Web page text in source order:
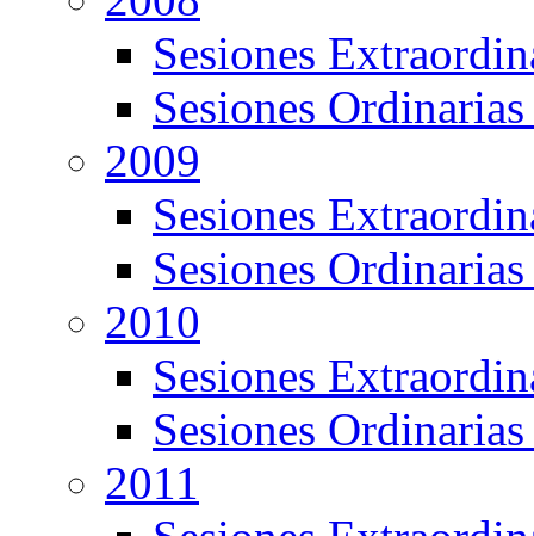
Sesiones
Sesiones
2009
Sesiones
Sesiones
2010
Sesiones
Sesiones
2011